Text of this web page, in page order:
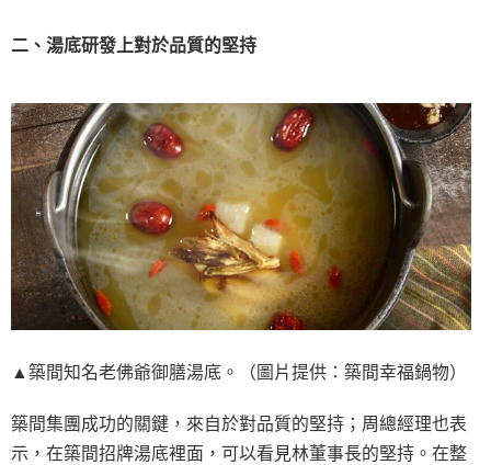
二、湯底研發上對於品質的堅持
▲築間知名老佛爺御膳湯底。（圖片提供：築間幸福鍋物）
築間集團成功的關鍵，來自於對品質的堅持；周總經理也表
示，在築間招牌湯底裡面，可以看見林董事長的堅持。在整